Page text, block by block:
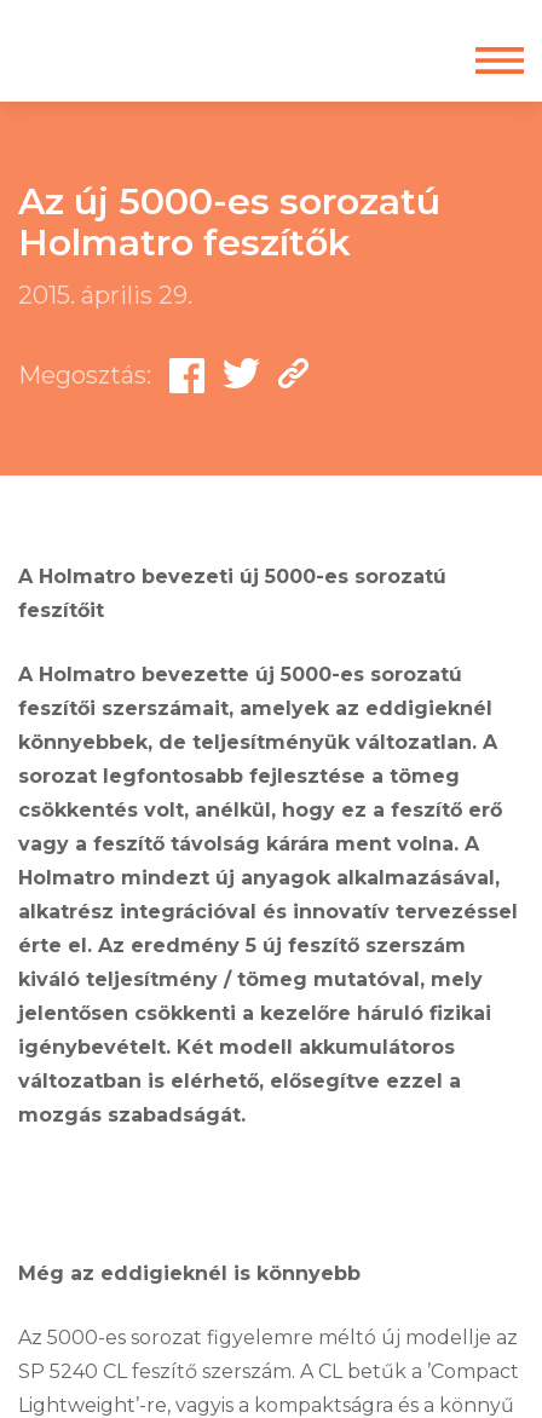
Az új 5000-es sorozatú
Holmatro feszítők
2015. április 29.
Megosztás:
A Holmatro bevezeti új 5000-es sorozatú
feszítőit
A Holmatro bevezette új 5000-es sorozatú
feszítői szerszámait, amelyek az eddigieknél
könnyebbek, de teljesítményük változatlan. A
sorozat legfontosabb fejlesztése a tömeg
csökkentés volt, anélkül, hogy ez a feszítő erő
vagy a feszítő távolság kárára ment volna. A
Holmatro mindezt új anyagok alkalmazásával,
alkatrész integrációval és innovatív tervezéssel
érte el. Az eredmény 5 új feszítő szerszám
kiváló teljesítmény / tömeg mutatóval, mely
jelentősen csökkenti a kezelőre háruló fizikai
igénybevételt. Két modell akkumulátoros
változatban is elérhető, elősegítve ezzel a
mozgás szabadságát.
Még az eddigieknél is könnyebb
Az 5000-es sorozat figyelemre méltó új modellje az
SP 5240 CL feszítő szerszám. A CL betűk a ’Compact
Lightweight’-re, vagyis a kompaktságra és a könnyű